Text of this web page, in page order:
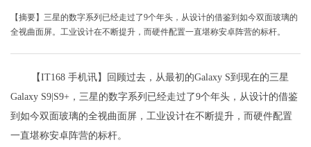
【摘要】三星的数字系列已经走过了9个年头，从设计的借鉴到如今双面玻璃的
全视曲面屏。工业设计在不断提升，而硬件配置一直堪称安卓阵营的标杆。
【IT168 手机讯】回顾过去，从最初的Galaxy S到现在的三星
Galaxy S9|S9+，三星的数字系列已经走过了9个年头，从设计的借鉴
到如今双面玻璃的全视曲面屏，工业设计在不断提升，而硬件配置
一直堪称安卓阵营的标杆。